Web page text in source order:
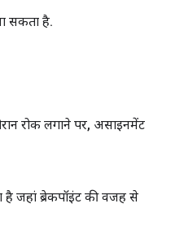
सकता है.
रोक लगाने पर, असाइनमेंट
जहां ब्रेकपॉइंट की वजह से